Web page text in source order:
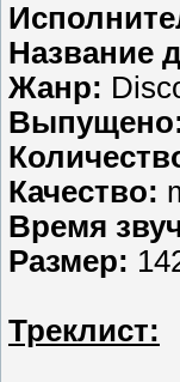
Название
Жанр:
Качество:
Время
Размер:
Треклист: